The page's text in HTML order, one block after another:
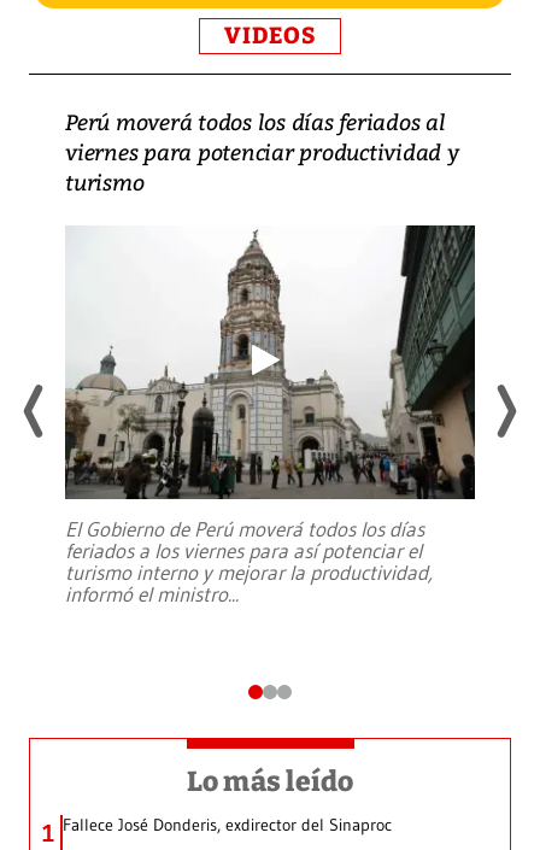
VIDEOS
Perú moverá todos los días feriados al
viernes para potenciar productividad y
turismo
El Gobierno de Perú moverá todos los días
feriados a los viernes para así potenciar el
turismo interno y mejorar la productividad,
informó el ministro...
Lo más leído
1 Fallece José Donderis, exdirector del Sinaproc